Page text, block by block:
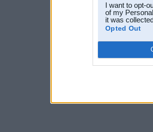
I want to opt-
of my
it was
Opted Out